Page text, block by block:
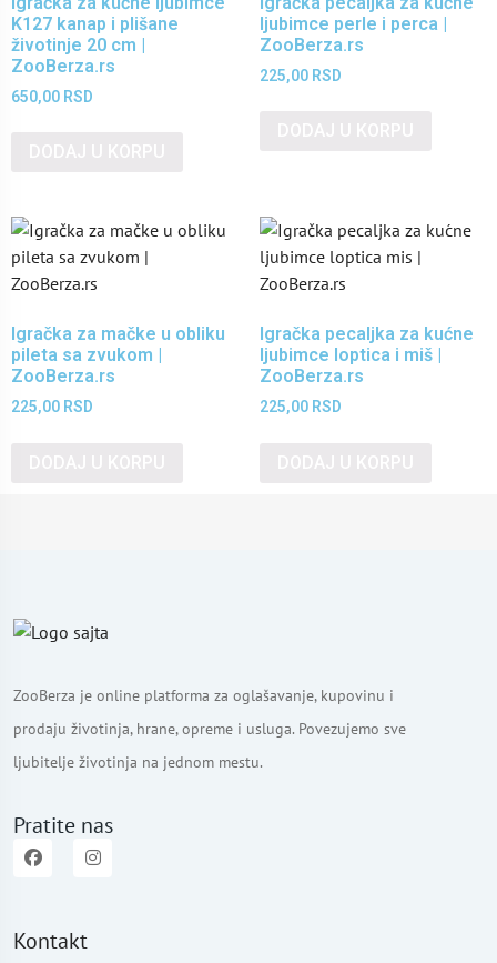
K127 kanap i plišane
životinje 20 cm |
ZooBerza.rs
650,00 RSD
ljubimce perle i perca |
ZooBerza.rs
225,00 RSD
Igračka za mačke u obliku
pileta sa zvukom |
ZooBerza.rs
225,00 RSD
Igračka pecaljka za kućne
ljubimce loptica i miš |
ZooBerza.rs
225,00 RSD
ZooBerza je online platforma za oglašavanje, kupovinu i
prodaju životinja, hrane, opreme i usluga. Povezujemo sve
ljubitelje životinja na jednom mestu.
Pratite nas
Kontakt